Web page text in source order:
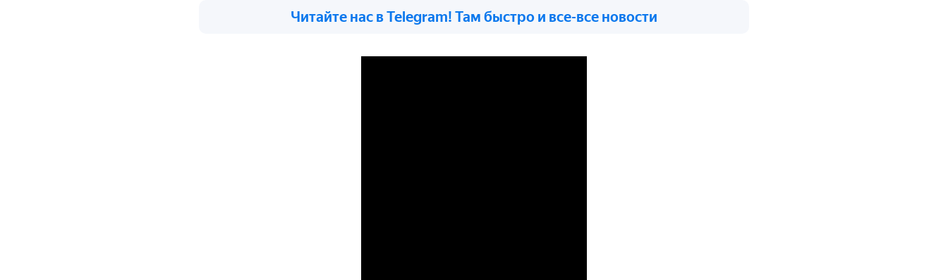
Читайте нас в Telegram! Там быстро и все-все новости